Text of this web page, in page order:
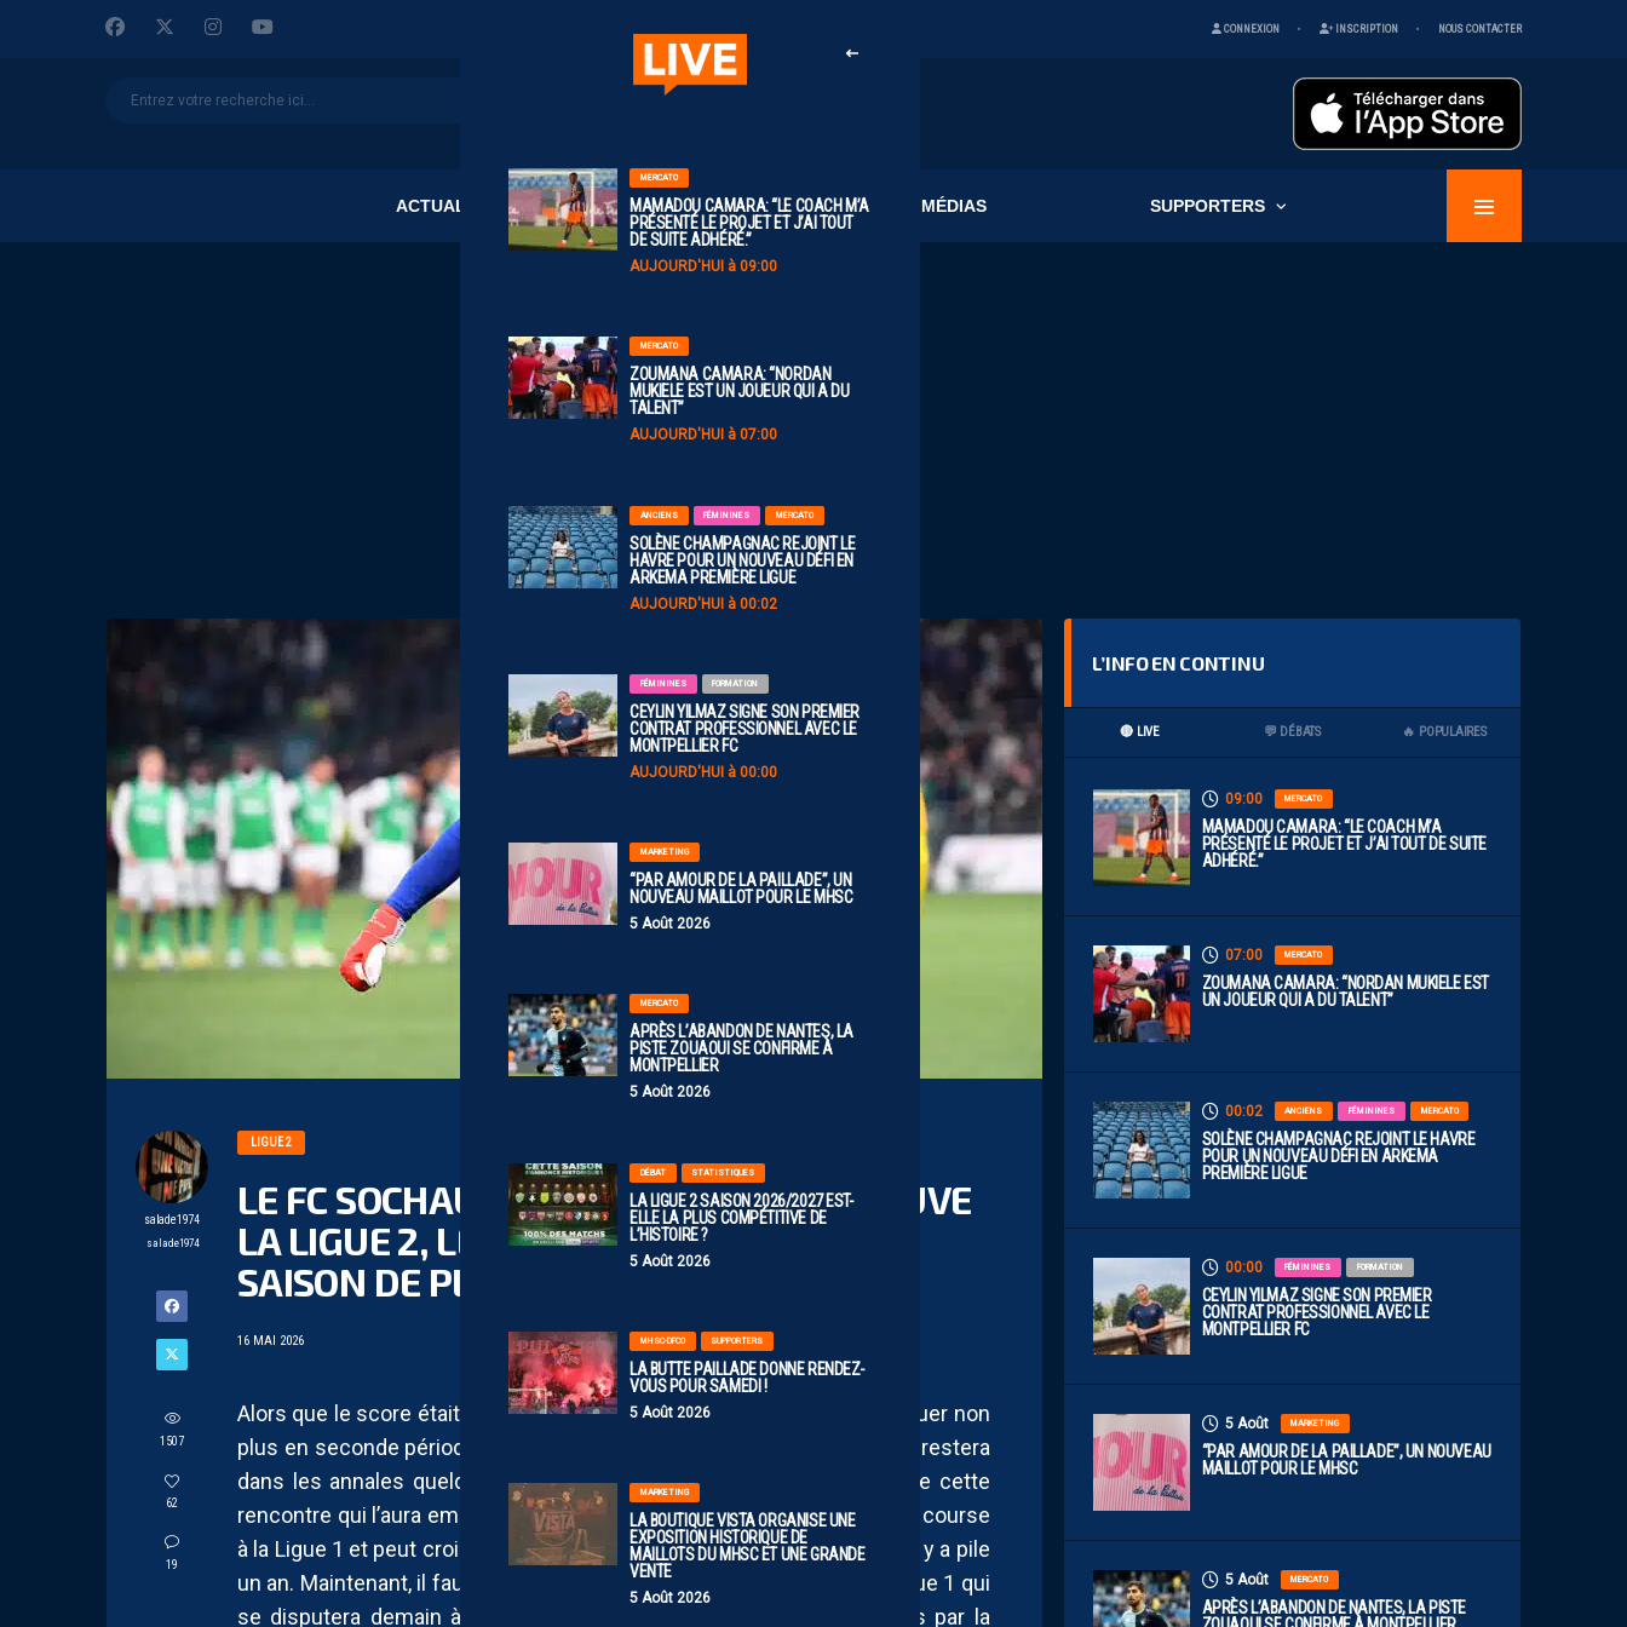
CONNEXION INSCRIPTION NOUS CONTACTER
ACTUALITÉS CLUB MÉDIAS SUPPORTERS
MERCATO
MAMADOU CAMARA: “LE COACH M’A
PRÉSENTÉ LE PROJET ET J’AI TOUT
DE SUITE ADHÉRÉ.”
AUJOURD'HUI à 09:00
MERCATO
ZOUMANA CAMARA: “NORDAN
MUKIELE EST UN JOUEUR QUI A DU
TALENT”
AUJOURD'HUI à 07:00
ANCIENS FÉMININES MERCATO
SOLÈNE CHAMPAGNAC REJOINT LE
HAVRE POUR UN NOUVEAU DÉFI EN
ARKEMA PREMIÈRE LIGUE
AUJOURD'HUI à 00:02
FÉMININES FORMATION
CEYLIN YILMAZ SIGNE SON PREMIER
CONTRAT PROFESSIONNEL AVEC LE
MONTPELLIER FC
AUJOURD'HUI à 00:00
MARKETING
“PAR AMOUR DE LA PAILLADE”, UN
NOUVEAU MAILLOT POUR LE MHSC
5 Août 2026
MERCATO
APRÈS L’ABANDON DE NANTES, LA
PISTE ZOUAOUI SE CONFIRME À
MONTPELLIER
5 Août 2026
DÉBAT STATISTIQUES
LA LIGUE 2 SAISON 2026/2027 EST-
ELLE LA PLUS COMPÉTITIVE DE
L’HISTOIRE ?
5 Août 2026
MHSC-DFCO SUPPORTERS
LA BUTTE PAILLADE DONNE RENDEZ-
VOUS POUR SAMEDI !
5 Août 2026
MARKETING
LA BOUTIQUE VISTA ORGANISE UNE
EXPOSITION HISTORIQUE DE
MAILLOTS DU MHSC ET UNE GRANDE
VENTE
5 Août 2026
salade1974
salade1974
1507
62
19
LIGUE 2
LE FC SOCHAUX-MONTBÉLIARD RETROUVE
LA LIGUE 2, LE RAF VA Y RESTER UNE
SAISON DE PLUS
16 MAI 2026
Alors que le score était nul et vierge à la mi-temps, il n’aura pas su évoluer non
plus en seconde période. Et dans la fameuse séance de penalties, qui restera
dans les annales quelques temps, c’est le favori et non le meilleur de cette
rencontre qui l’aura emporté. Saint-Etienne élimine ainsi Rodez dans la course
à la Ligue 1 et peut croire à son retour parmi l’élite après sa relégation, il y a pile
un an. Maintenant, il faut désormais attendre la dernière journée de Ligue 1 qui
se disputera demain à 21h et où encore trois clubs sont concernés par la
L’INFO EN CONTINU
🔴 LIVE 💬 DÉBATS 🔥 POPULAIRES
09:00 MERCATO
MAMADOU CAMARA: “LE COACH M’A
PRÉSENTÉ LE PROJET ET J’AI TOUT DE SUITE
ADHÉRÉ.”
07:00 MERCATO
ZOUMANA CAMARA: “NORDAN MUKIELE EST
UN JOUEUR QUI A DU TALENT”
00:02 ANCIENS FÉMININES MERCATO
SOLÈNE CHAMPAGNAC REJOINT LE HAVRE
POUR UN NOUVEAU DÉFI EN ARKEMA
PREMIÈRE LIGUE
00:00 FÉMININES FORMATION
CEYLIN YILMAZ SIGNE SON PREMIER
CONTRAT PROFESSIONNEL AVEC LE
MONTPELLIER FC
5 Août MARKETING
“PAR AMOUR DE LA PAILLADE”, UN NOUVEAU
MAILLOT POUR LE MHSC
5 Août MERCATO
APRÈS L’ABANDON DE NANTES, LA PISTE